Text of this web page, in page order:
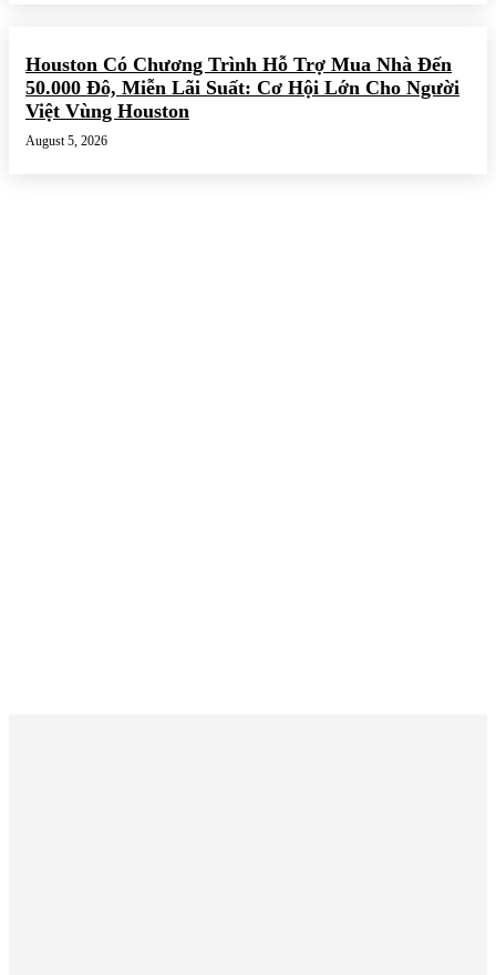
Houston Có Chương Trình Hỗ Trợ Mua Nhà Đến
50.000 Đô, Miễn Lãi Suất: Cơ Hội Lớn Cho Người
Việt Vùng Houston
August 5, 2026